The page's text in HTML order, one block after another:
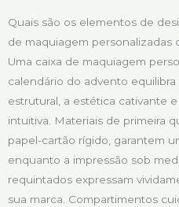
Quais são os elementos de
de maquiagem personalizadas
Uma caixa de maquiagem
calendário do advento
estrutural, a estética cativante
intuitiva. Materiais de primeira
papel-cartão rígido, garantem
enquanto a impressão sob
requintados expressam
sua marca. Compartimentos